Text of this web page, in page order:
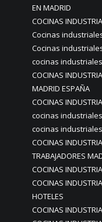
EN MADRID
COCINAS
Cocinas
Cocinas
cocinas
COCINAS
MADRID ESPAÑA
COCINAS
cocinas
cocinas
COCINAS
TRABAJADORES
COCINAS
COCINAS
HOTELES
COCINAS